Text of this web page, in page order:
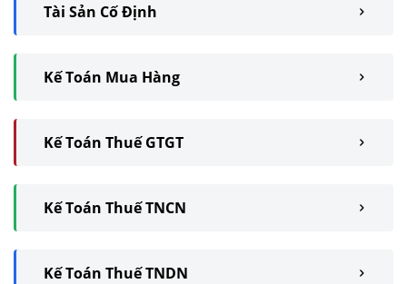
Tài Sản Cố Định
Kế Toán Mua Hàng
Kế Toán Thuế GTGT
Kế Toán Thuế TNCN
Kế Toán Thuế TNDN